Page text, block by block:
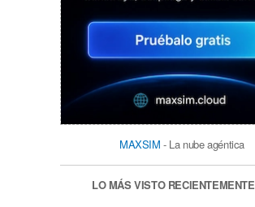
MAXSIM - La nube agéntica
LO MÁS VISTO RECIENTEMENTE